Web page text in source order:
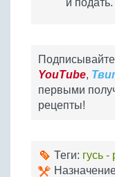
и подать.
YouTube,
первыми
рецепты!
Теги: гусь -